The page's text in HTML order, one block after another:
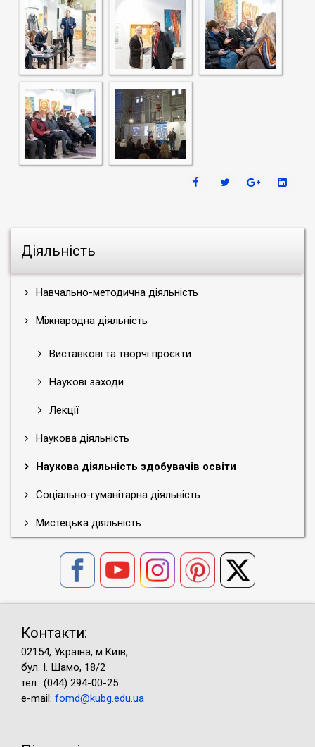
Діяльність
Навчально-методична діяльність
Міжнародна діяльність
Виставкові та творчі проєкти
Наукові заходи
Лекції
Наукова діяльність
Наукова діяльність здобувачів освіти
Соціально-гуманітарна діяльність
Мистецька діяльність
Контакти:
02154, Україна, м.Київ,
бул. І. Шамо, 18/2
тел.: (044) 294-00-25
e-mail: fomd@kubg.edu.ua